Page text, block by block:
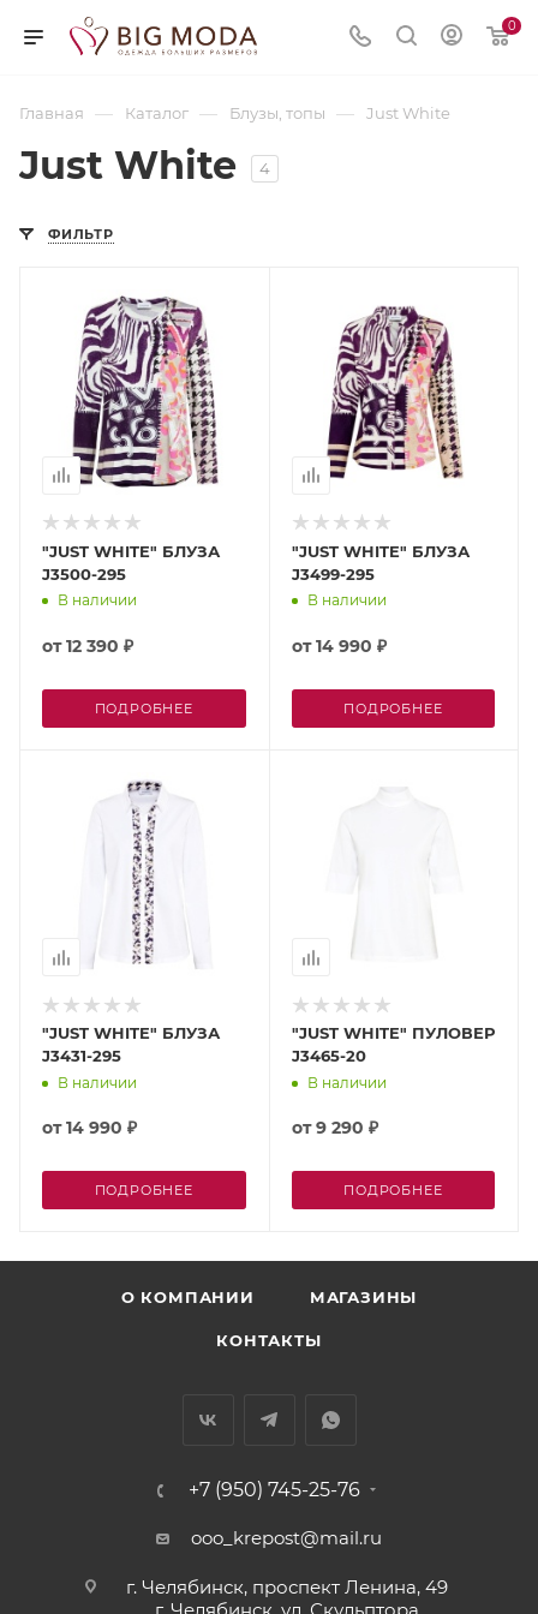
0
Главная — Каталог — Блузы, топы — Just White
Just White 4
ФИЛЬТР
"JUST WHITE" БЛУЗА
J3500-295
В наличии
от12 390 ₽
ПОДРОБНЕЕ
"JUST WHITE" БЛУЗА
J3499-295
В наличии
от14 990 ₽
ПОДРОБНЕЕ
"JUST WHITE" БЛУЗА
J3431-295
В наличии
от14 990 ₽
ПОДРОБНЕЕ
"JUST WHITE" ПУЛОВЕР
J3465-20
В наличии
от9 290 ₽
ПОДРОБНЕЕ
О КОМПАНИИ МАГАЗИНЫ
КОНТАКТЫ
+7 (950) 745-25-76
ooo_krepost@mail.ru
г. Челябинск, проспект Ленина, 49